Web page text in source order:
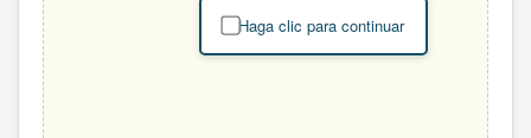
Haga clic para continuar